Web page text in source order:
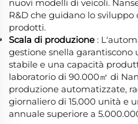
nuovi modelli di veicoli.
R&D che guidano lo
prodotti.
Scala di produzione :
gestione snella
stabile e una capacità
laboratorio di 90.000㎡ di
produzione automatizzate,
giornaliero di 15.000 unità e
annuale superiore a